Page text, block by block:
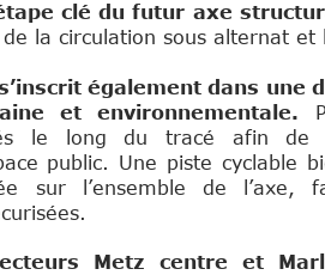
clé du futur axe
la circulation sous alternat
également dans une
et environnementale.
le long du tracé afin de
public. Une piste cyclable
sur l’ensemble de l’axe,
Metz centre et